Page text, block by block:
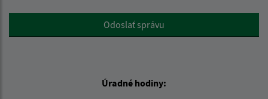
Google reCaptcha ResponseOdoslať správu
Úradné hodiny: